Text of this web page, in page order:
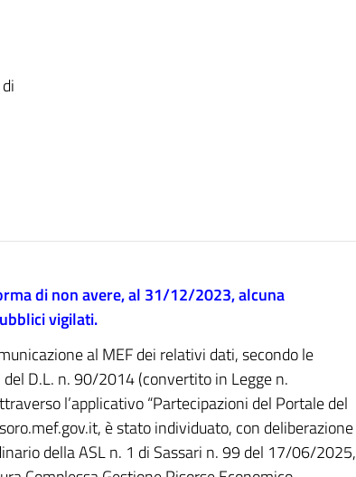
di non avere, al 31/12/2023, alcuna
vigilati.
al MEF dei relativi dati, secondo le
D.L. n. 90/2014 (convertito in Legge n.
l’applicativo “Partecipazioni del Portale del
è stato individuato, con deliberazione
della ASL n. 1 di Sassari n. 99 del 17/06/2025,